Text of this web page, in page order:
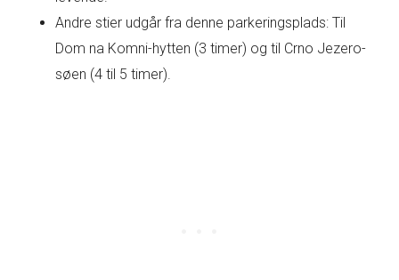
Andre stier udgår fra denne parkeringsplads: Til
Dom na Komni-hytten (3 timer) og til Crno Jezero-
søen (4 til 5 timer).